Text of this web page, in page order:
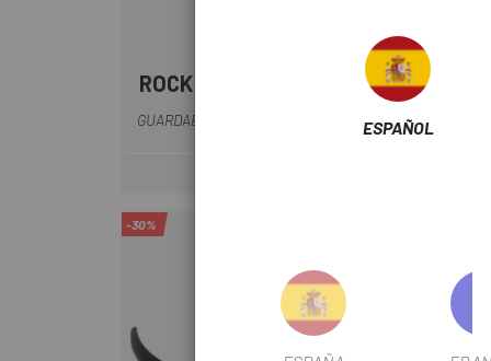
ROCK SHOX
GUARDABARROS ROCK SHOX ZEB
-30%
ESPAÑOL